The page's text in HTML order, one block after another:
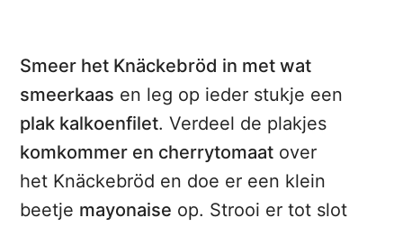
Smeer het Knäckebröd in met wat
smeerkaas en leg op ieder stukje een
plak kalkoenfilet. Verdeel de plakjes
komkommer en cherrytomaat over
het Knäckebröd en doe er een klein
beetje mayonaise op. Strooi er tot slot